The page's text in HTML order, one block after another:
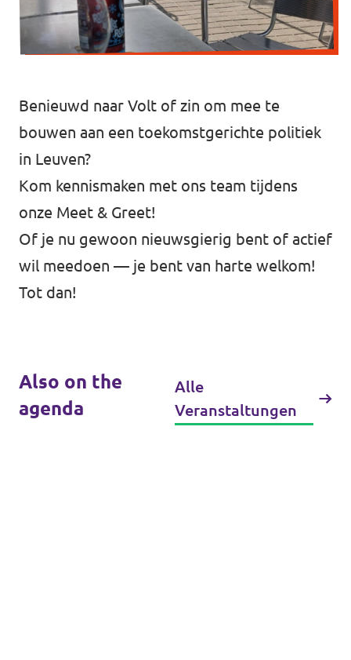
Werde Mitglied
Stellenangebote
Freiwillige
Kontakt
Benieuwd naar Volt of zin om mee te
bouwen aan een toekomstgerichte politiek
in Leuven?
Kom kennismaken met ons team tijdens
onze Meet & Greet!
Of je nu gewoon nieuwsgierig bent of actief
wil meedoen — je bent van harte welkom!
Tot dan!
Also on the
agenda
Alle
Veranstaltungen